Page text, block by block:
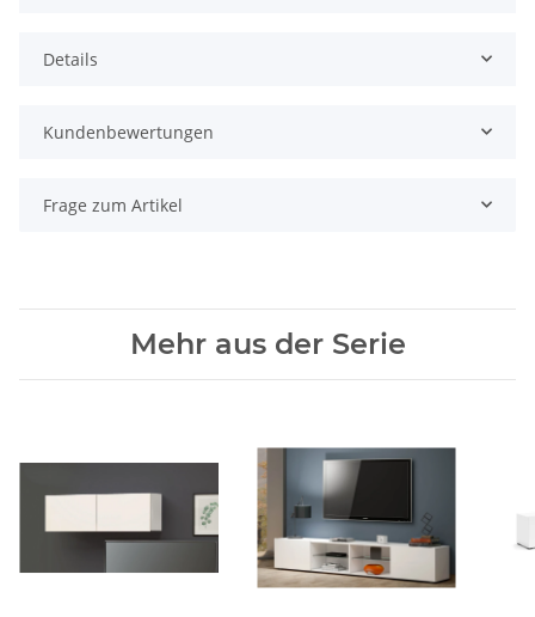
Details
Kundenbewertungen
Frage zum Artikel
Mehr aus der Serie